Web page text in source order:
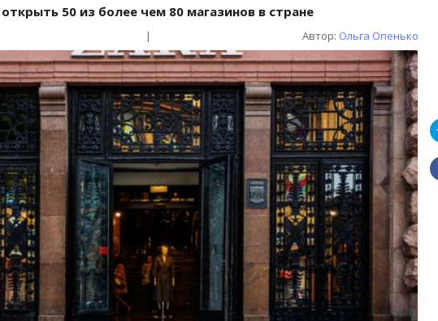
50 из более чем 80 магазинов в стране
| Автор: Ольга Опенько